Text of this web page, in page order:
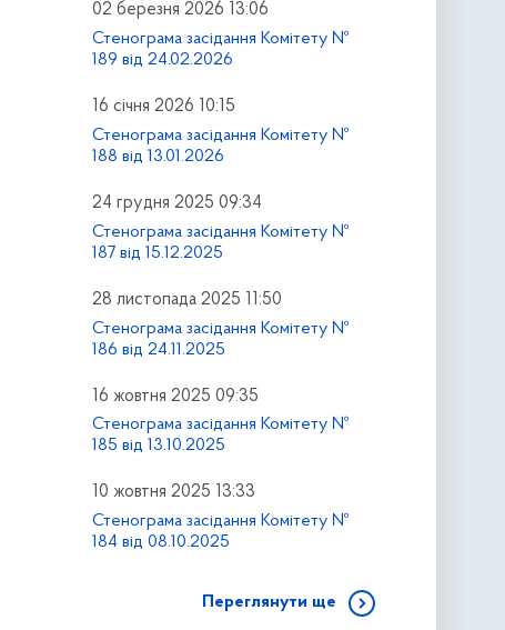
02 березня 2026 13:06
Стенограма засідання Комітету №
189 від 24.02.2026
16 січня 2026 10:15
Стенограма засідання Комітету №
188 від 13.01.2026
24 грудня 2025 09:34
Стенограма засідання Комітету №
187 від 15.12.2025
28 листопада 2025 11:50
Стенограма засідання Комітету №
186 від 24.11.2025
16 жовтня 2025 09:35
Стенограма засідання Комітету №
185 від 13.10.2025
10 жовтня 2025 13:33
Стенограма засідання Комітету №
184 від 08.10.2025
Переглянути ще